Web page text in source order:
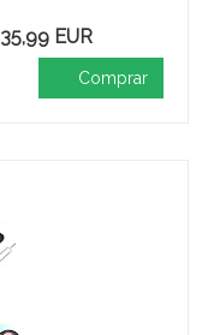
35,99 EUR
Comprar